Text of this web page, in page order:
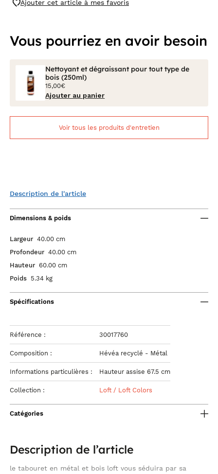
Ajouter cet article à mes favoris
Vous pourriez en avoir besoin
Nettoyant et dégraissant pour tout type de
bois (250ml)
15,00€
Ajouter au panier
Voir tous les produits d'entretien
Description de l'article
Dimensions & poids
Largeur 40.00 cm
Profondeur 40.00 cm
Hauteur 60.00 cm
Poids 5.34 kg
Spécifications
Référence : 30017760
Composition : Hévéa recyclé - Métal
Informations particulières : Hauteur assise 67.5 cm
Collection : Loft / Loft Colors
Catégories
Description de l’article
le tabouret en métal et bois loft vous séduira par sa